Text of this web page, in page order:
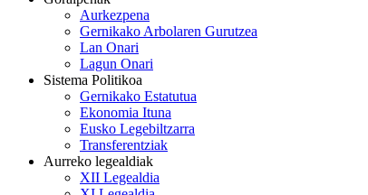
Aurkezpena
Gernikako Arbolaren Gurutzea
Lan Onari
Lagun Onari
Sistema Politikoa
Gernikako Estatutua
Ekonomia Ituna
Eusko Legebiltzarra
Transferentziak
Aurreko legealdiak
XII Legealdia